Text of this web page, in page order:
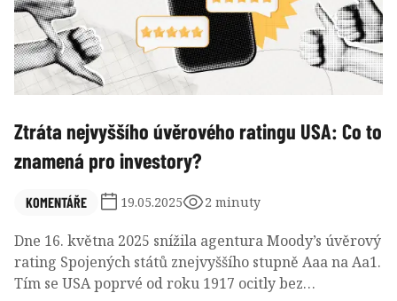
Ztráta nejvyššího úvěrového ratingu USA: Co to
znamená pro investory?
KOMENTÁŘE 19.05.2025 2 minuty
Dne 16. května 2025 snížila agentura Moody’s úvěrový
rating Spojených států znejvyššího stupně Aaa na Aa1.
Tím se USA poprvé od roku 1917 ocitly bez